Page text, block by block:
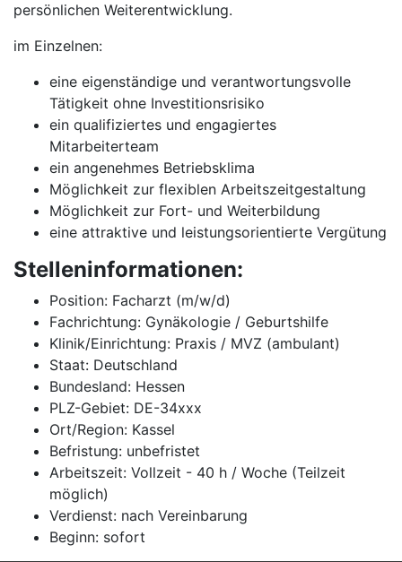
persönlichen Weiterentwicklung.
im Einzelnen:
eine eigenständige und verantwortungsvolle
Tätigkeit ohne Investitionsrisiko
ein qualifiziertes und engagiertes
Mitarbeiterteam
ein angenehmes Betriebsklima
Möglichkeit zur flexiblen Arbeitszeitgestaltung
Möglichkeit zur Fort- und Weiterbildung
eine attraktive und leistungsorientierte Vergütung
Stelleninformationen:
Position: Facharzt (m/w/d)
Fachrichtung: Gynäkologie / Geburtshilfe
Klinik/Einrichtung: Praxis / MVZ (ambulant)
Staat: Deutschland
Bundesland: Hessen
PLZ-Gebiet: DE-34xxx
Ort/Region: Kassel
Befristung: unbefristet
Arbeitszeit: Vollzeit - 40 h / Woche (Teilzeit
möglich)
Verdienst: nach Vereinbarung
Beginn: sofort